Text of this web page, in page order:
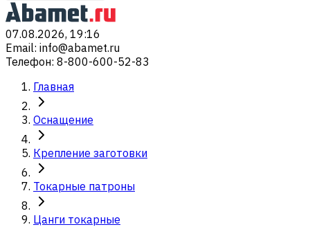
07.08.2026, 19:16
Email: info@abamet.ru
Телефон: 8-800-600-52-83
Главная
Оснащение
Крепление заготовки
Токарные патроны
Цанги токарные